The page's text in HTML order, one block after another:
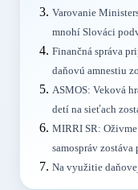
Varovanie
mnohí Slováci
Finančná správa
daňovú amnestiu
ASMOS: Veková
detí na sieťach
MIRRI SR: Oživme
samospráv zostáva
Na využitie